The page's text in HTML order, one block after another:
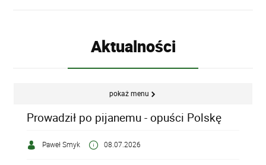
Aktualności
pokaż menu
Prowadził po pijanemu - opuści Polskę
Paweł Smyk 08.07.2026